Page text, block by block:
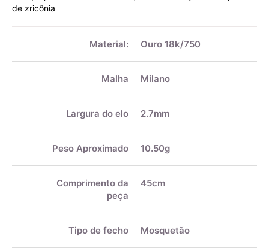
de zricônia
Material: Ouro 18k/750
Malha Milano
Largura do elo 2.7mm
Peso Aproximado 10.50g
Comprimento da
peça
45cm
Tipo de fecho Mosquetão